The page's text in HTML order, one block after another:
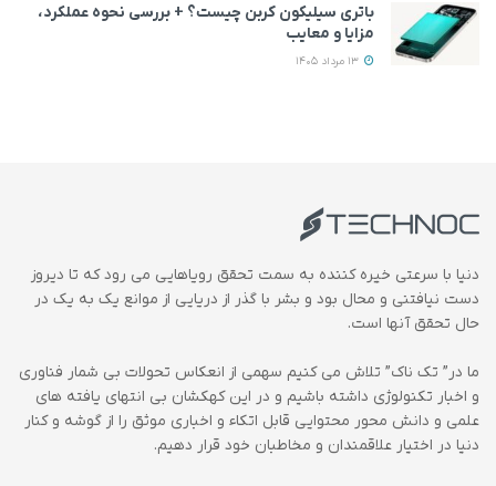
باتری سیلیکون کربن چیست؟ + بررسی نحوه عملکرد،
مزایا و معایب
دنیا با سرعتی خیره کننده به سمت تحقق رویاهایی می رود که تا دیروز
دست نیافتنی و محال بود و بشر با گذر از دریایی از موانع یک به یک در
حال تحقق آنها است.
ما در” تک ناک” تلاش می کنیم سهمی از انعکاس تحولات بی شمار فناوری
و اخبار تکنولوژی داشته باشیم و در این کهکشان بی انتهای یافته های
علمی و دانش محور محتوایی قابل اتکاء و اخباری موثق را از گوشه و کنار
دنیا در اختیار علاقمندان و مخاطبان خود قرار دهیم.